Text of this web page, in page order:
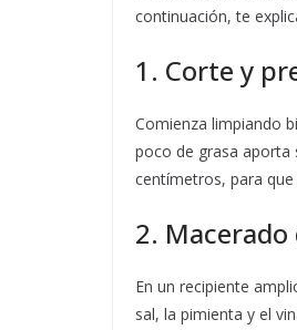
continuación, te
1. Corte y
Comienza limpiando
poco de grasa aporta
centímetros, para
2. Macerado
En un recipiente
sal, la pimienta y el